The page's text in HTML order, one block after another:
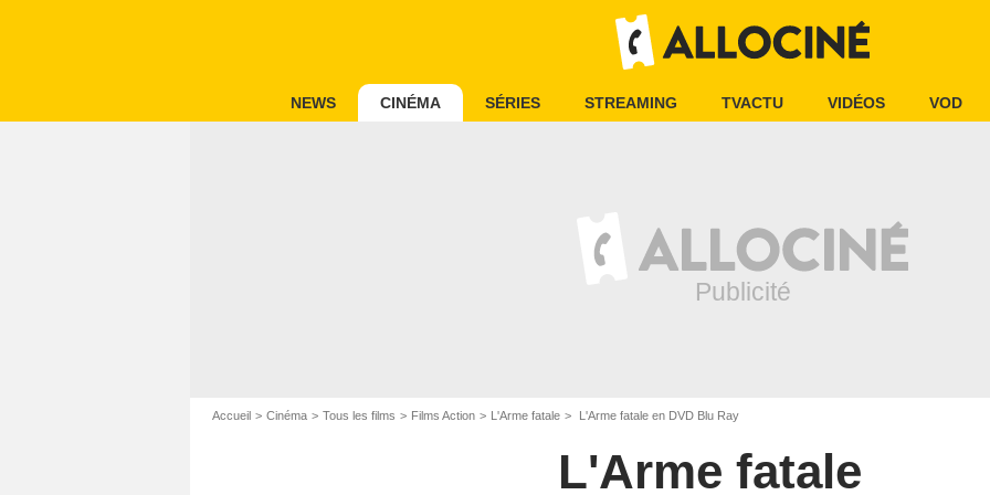
NEWS CINÉMA SÉRIES STREAMING TVACTU VIDÉOS VOD
Accueil Cinéma Tous les films Films Action L'Arme fatale L'Arme fatale en DVD Blu Ray
L'Arme fatale